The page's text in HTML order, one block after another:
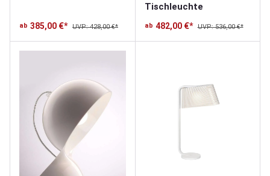
ab 385,00 €* UVP: 428,00 €*
Tischleuchte
ab 482,00 €* UVP: 536,00 €*